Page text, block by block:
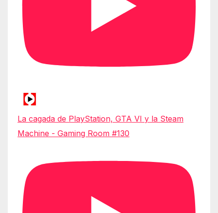
La cagada de PlayStation, GTA VI y la Steam
Machine - Gaming Room #130